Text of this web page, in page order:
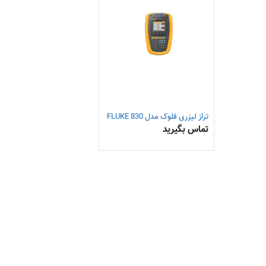
تراز لیزری فلوک مدل FLUKE 830
تماس بگیرید